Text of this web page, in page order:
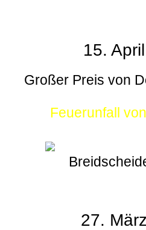
15.
Großer Preis von
Feuerunfall
27.